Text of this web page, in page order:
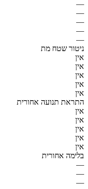
—
—
—
—
—
ניטור שטח מת
אין
אין
אין
אין
אין
התראת תנועה אחורית
אין
אין
אין
אין
אין
בלימה אחורית
—
—
—